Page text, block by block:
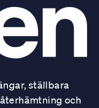
ställbara
och